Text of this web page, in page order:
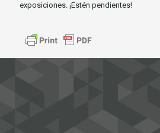
exposiciones. ¡Estén pendientes!